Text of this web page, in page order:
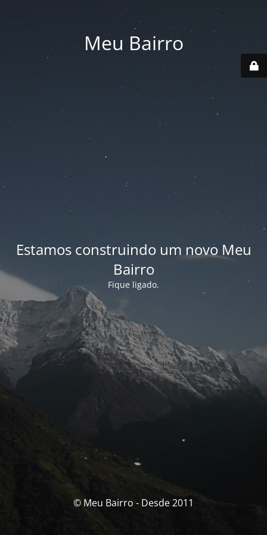
Meu Bairro
Estamos construindo um novo Meu
Bairro
Fique ligado.
© Meu Bairro - Desde 2011